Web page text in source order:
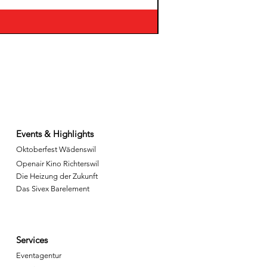
Events & Highlights
Oktoberfest Wädenswil
Openair Kino Richterswil
Die Heizung der Zukunft
Das Sivex Barelement
Services
Eventagentur